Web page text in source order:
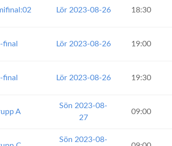
Lör 2023-08-26 18:30
final Lör 2023-08-26 19:00
final Lör 2023-08-26 19:30
A
Sön 2023-08-
27
09:00
Sön 2023-08-